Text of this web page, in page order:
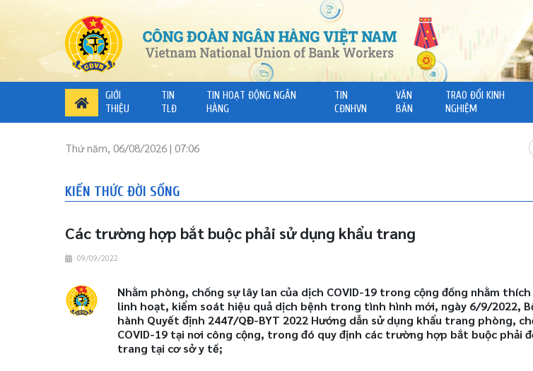
GIỚI
THIỆU
TIN
TLĐ
TIN HOẠT ĐỘNG NGÂN
HÀNG
TIN
CĐNHVN
VĂN
BẢN
TRAO ĐỔI KINH
NGHIỆM
Thứ năm, 06/08/2026 | 07:06
KIẾN THỨC ĐỜI SỐNG
Các trường hợp bắt buộc phải sử dụng khẩu trang
09/09/2022
Nhằm phòng, chống sự lây lan của dịch COVID-19 trong cộng đồng nhằm
linh hoạt, kiểm soát hiệu quả dịch bệnh trong tình hình mới, ngày 6/9/2022,
hành Quyết định 2447/QĐ-BYT 2022 Hướng dẫn sử dụng khẩu trang phòng,
COVID-19 tại nơi công cộng, trong đó quy định các trường hợp bắt buộc phải
trang tại cơ sở y tế;